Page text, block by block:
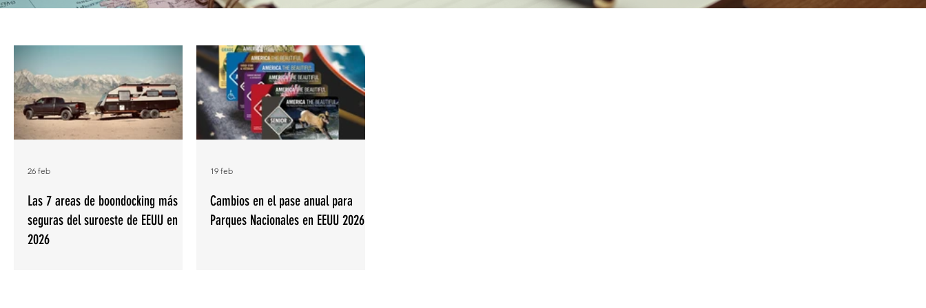
Las 7 areas de boondocking más
seguras del suroeste de EEUU en
2026
26 feb
Cambios en el pase anual para
Parques Nacionales en EEUU 2026
19 feb